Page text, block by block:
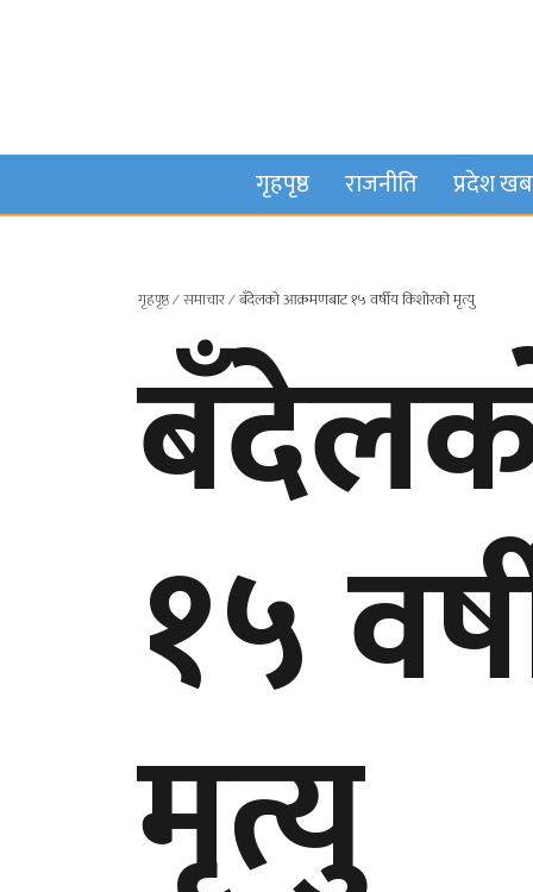
गृहपृष्ठ राजनीति प्रदेश
गृहपृष्ठ∕समाचार∕बँदेलको आक्रमणबाट १५ वर्षीय किशोरको मृत्यु
१५
मृत्यु